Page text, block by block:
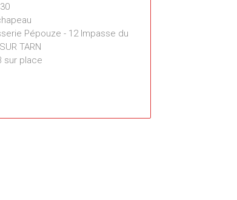
Pépouze - 12 Impasse du
TARN
sur place